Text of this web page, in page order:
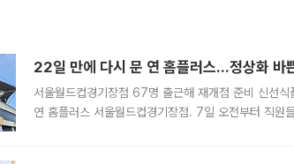
22일 만에 다시 문 연 홈플러스…정상화 바
서울월드컵경기장점 67명 출근해 재개점 준비 신선
연 홈플러스 서울월드컵경기장점. 7일 오전부터 직원